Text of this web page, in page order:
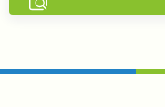
Transparencia